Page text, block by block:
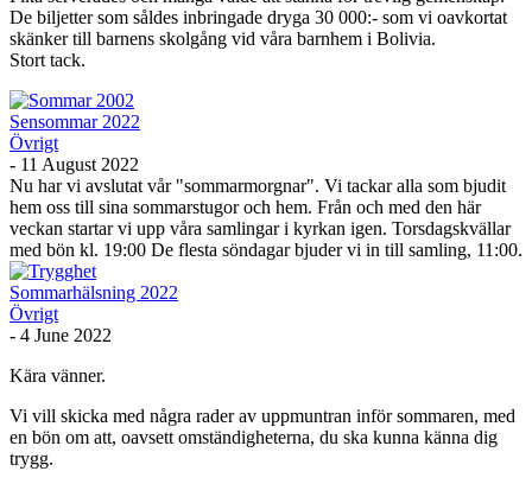
De biljetter som såldes inbringade dryga 30 000:- som vi oavkortat
skänker till barnens skolgång vid våra barnhem i Bolivia.
Stort tack.
Sensommar 2022
Övrigt
- 11 August 2022
Nu har vi avslutat vår "sommarmorgnar". Vi tackar alla som bjudit
hem oss till sina sommarstugor och hem. Från och med den här
veckan startar vi upp våra samlingar i kyrkan igen. Torsdagskvällar
med bön kl. 19:00 De flesta söndagar bjuder vi in till samling, 11:00.
Sommarhälsning 2022
Övrigt
- 4 June 2022
Kära vänner.
Vi vill skicka med några rader av uppmuntran inför sommaren, med
en bön om att, oavsett omständigheterna, du ska kunna känna dig
trygg.